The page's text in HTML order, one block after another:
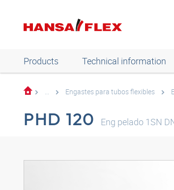
Products Technical information
... Engastes para tubos flexibles
PHD 120 Eng pelado 1SN